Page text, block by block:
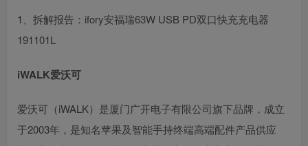
1、拆解报告：ifory安福瑞63W USB PD双口快充充电器
191101L
iWALK爱沃可
爱沃可（iWALK）是厦门广开电子有限公司旗下品牌，成立
于2003年，是知名苹果及智能手持终端高端配件产品供应